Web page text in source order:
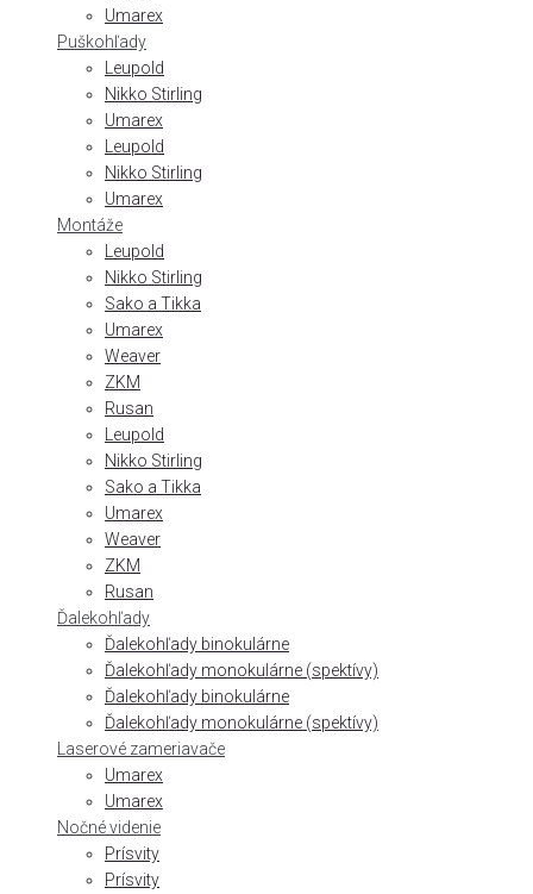
Umarex
Puškohľady
Leupold
Nikko Stirling
Umarex
Leupold
Nikko Stirling
Umarex
Montáže
Leupold
Nikko Stirling
Sako a Tikka
Umarex
Weaver
ZKM
Rusan
Leupold
Nikko Stirling
Sako a Tikka
Umarex
Weaver
ZKM
Rusan
Ďalekohľady
Ďalekohľady binokulárne
Ďalekohľady monokulárne (spektívy)
Ďalekohľady binokulárne
Ďalekohľady monokulárne (spektívy)
Laserové zameriavače
Umarex
Umarex
Nočné videnie
Prísvity
Prísvity